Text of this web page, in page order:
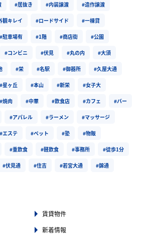
#居抜き #内装譲渡 #造作譲渡
観キレイ #ロードサイド #一棟貸
#駐車場有 #1階 #商店街 #公園
#コンビニ #伏見 #丸の内 #大須
#栄 #名駅 #御器所 #久屋大通
#星ヶ丘 #本山 #新栄 #女子大
#焼肉 #中華 #飲食店 #カフェ #バー
#アパレル #ラーメン #マッサージ
#エステ #ペット #塾 #物販
#重飲食 #軽飲食 #事務所 #徒歩1分
#伏見通 #住吉 #若宮大通 #錦通
賃貸物件
新着情報